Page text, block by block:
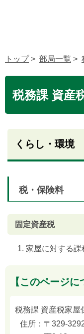
トップ> 部局一覧 >
税務課 資産
くらし・環境
税・保険料
固定資産税
家屋に対する課
【このページ
税務課 資産税家屋
住所： 〒329-